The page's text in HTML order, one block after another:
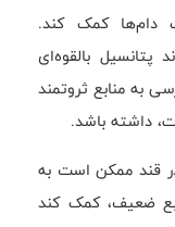
دام‌ها کمک کند.
پتانسیل بالقوه‌ای
به منابع ثروتمند
داشته باشد.
قند ممکن است به
ضعیف، کمک کند